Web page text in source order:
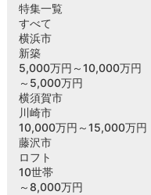
特集一覧
すべて
横浜市
新築
5,000万円～10,000万円
～5,000万円
横須賀市
川崎市
10,000万円～15,000万円
藤沢市
ロフト
10世帯
～8,000万円